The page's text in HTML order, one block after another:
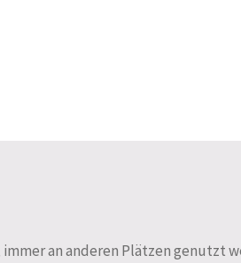
an anderen Plätzen genutzt